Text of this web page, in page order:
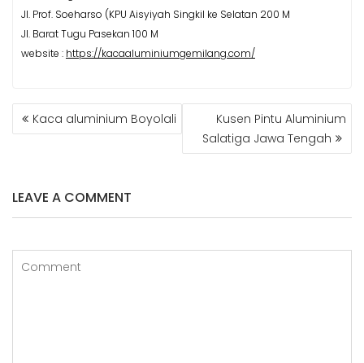
Jl. Prof. Soeharso (KPU Aisyiyah Singkil ke Selatan 200 M
Jl. Barat Tugu Pasekan 100 M
website : https://kacaaluminiumgemilang.com/
P
N
A
I
G
Kaca aluminium Boyolali
Kusen Pintu Aluminium
Salatiga Jawa Tengah
LEAVE A COMMENT